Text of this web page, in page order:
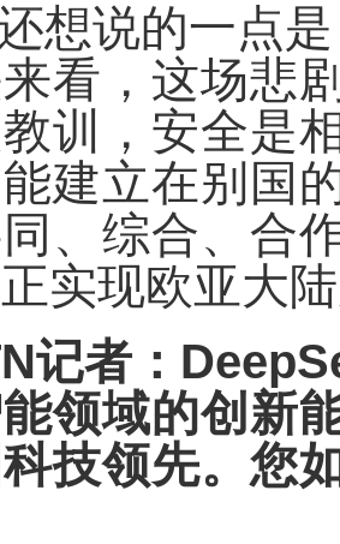
想说的一点
看，这场悲
训，安全是
建立在别国
、综合、合
实现欧亚大
记者：
领域的创新
技领先。您